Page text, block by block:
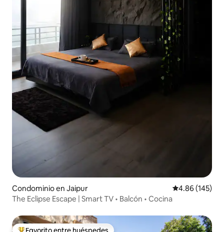
Condominio en Jaipur Calificación
4.86 (145)
The Eclipse Escape | Smart TV • Balcón • Cocina